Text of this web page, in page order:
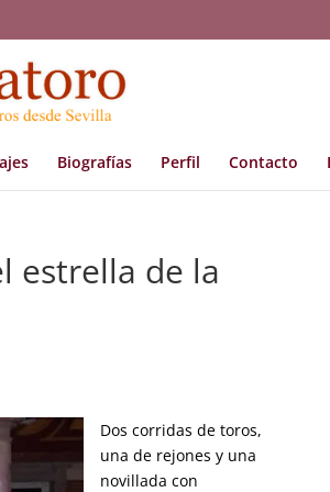
Biografías Perfil Contacto
estrella de la
Dos corridas de toros,
una de rejones y una
novillada con